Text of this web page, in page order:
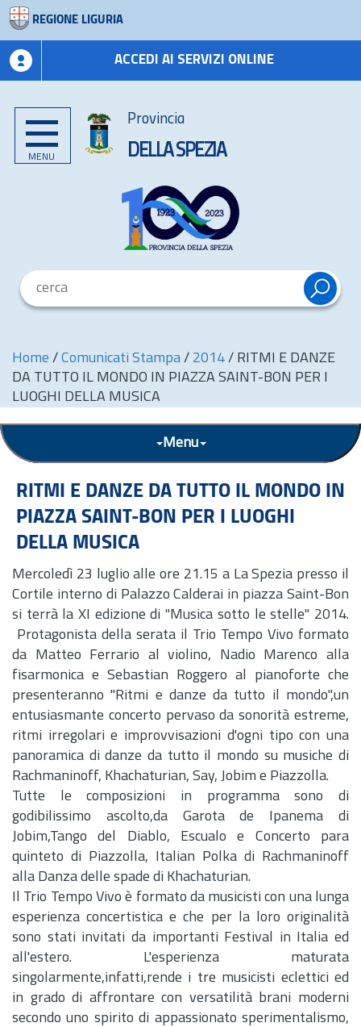
REGIONE LIGURIA
ACCEDI AI SERVIZI ONLINE
MENU
Provincia
DELLA SPEZIA
Home / Comunicati Stampa / 2014 / RITMI E DANZE
DA TUTTO IL MONDO IN PIAZZA SAINT-BON PER I
LUOGHI DELLA MUSICA
Menu
RITMI E DANZE DA TUTTO IL MONDO IN
PIAZZA SAINT-BON PER I LUOGHI
DELLA MUSICA
Mercoledì 23 luglio alle ore 21.15 a La Spezia presso il
Cortile interno di Palazzo Calderai in piazza Saint-Bon
si terrà la XI edizione di "Musica sotto le stelle" 2014.
Protagonista della serata il Trio Tempo Vivo formato
da Matteo Ferrario al violino, Nadio Marenco alla
fisarmonica e Sebastian Roggero al pianoforte che
presenteranno "Ritmi e danze da tutto il mondo",un
entusiasmante concerto pervaso da sonorità estreme,
ritmi irregolari e improvvisazioni d'ogni tipo con una
panoramica di danze da tutto il mondo su musiche di
Rachmaninoff, Khachaturian, Say, Jobim e Piazzolla.
Tutte le composizioni in programma sono di
godibilissimo ascolto,da Garota de Ipanema di
Jobim,Tango del Diablo, Escualo e Concerto para
quinteto di Piazzolla, Italian Polka di Rachmaninoff
alla Danza delle spade di Khachaturian.
Il Trio Tempo Vivo è formato da musicisti con una lunga
esperienza concertistica e che per la loro originalità
sono stati invitati da importanti Festival in Italia ed
all'estero. L'esperienza maturata
singolarmente,infatti,rende i tre musicisti eclettici ed
in grado di affrontare con versatilità brani moderni
secondo uno spirito di appassionato sperimentalismo,